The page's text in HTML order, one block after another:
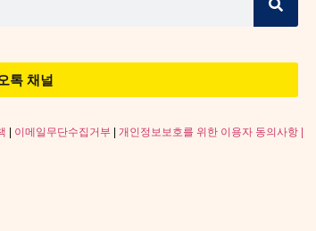
톡 채널
이메일무단수집거부
개인정보보호를 위한 이용자 동의사항 |